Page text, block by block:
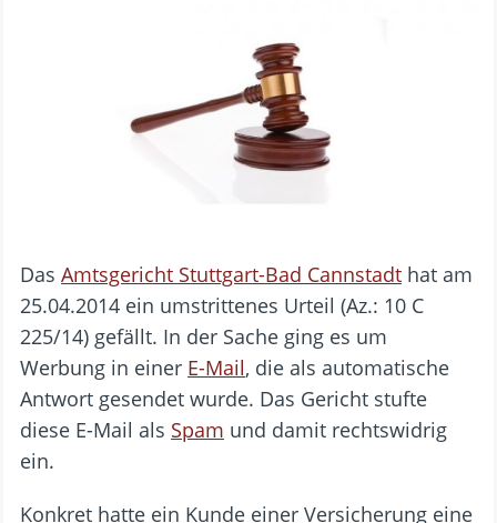
Das Amtsgericht Stuttgart-Bad Cannstadt hat am
25.04.2014 ein umstrittenes Urteil (Az.: 10 C
225/14) gefällt. In der Sache ging es um
Werbung in einer E-Mail, die als automatische
Antwort gesendet wurde. Das Gericht stufte
diese E-Mail als Spam und damit rechtswidrig
ein.
Konkret hatte ein Kunde einer Versicherung eine